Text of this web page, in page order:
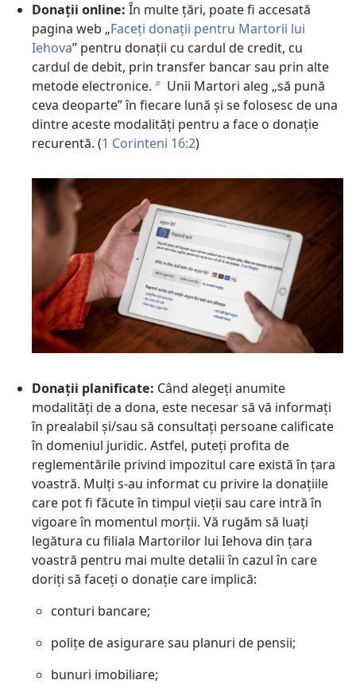
Donații online: În multe țări, poate fi accesată
pagina web „Faceți donații pentru Martorii lui
Iehova” pentru donații cu cardul de credit, cu
cardul de debit, prin transfer bancar sau prin alte
metode electronice. b Unii Martori aleg „să pună
ceva deoparte” în fiecare lună și se folosesc de una
dintre aceste modalități pentru a face o donație
recurentă. (1 Corinteni 16:2)
Donații planificate: Când alegeți anumite
modalități de a dona, este necesar să vă informați
în prealabil și/sau să consultați persoane calificate
în domeniul juridic. Astfel, puteți profita de
reglementările privind impozitul care există în țara
voastră. Mulți s-au informat cu privire la donațiile
care pot fi făcute în timpul vieții sau care intră în
vigoare în momentul morții. Vă rugăm să luați
legătura cu filiala Martorilor lui Iehova din țara
voastră pentru mai multe detalii în cazul în care
doriți să faceți o donație care implică:
conturi bancare;
polițe de asigurare sau planuri de pensii;
bunuri imobiliare;